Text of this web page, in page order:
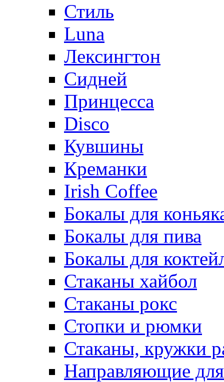
Стиль
Luna
Лексингтон
Сидней
Принцесса
Disco
Кувшины
Креманки
Irish Coffee
Бокалы для
Бокалы для пива
Бокалы для
Стаканы хайбол
Стаканы рокс
Стопки и рюмки
Стаканы, кружки
Направляющие